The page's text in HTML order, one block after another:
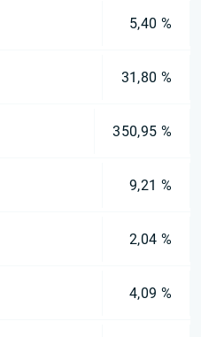
5,40 %
31,80 %
350,95 %
9,21 %
2,04 %
4,09 %